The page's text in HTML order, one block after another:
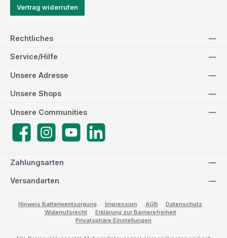
Vertrag widerrufen
Rechtliches
Service/Hilfe
Zahlungsarten
Versandarten
Unsere Adresse
Unsere Communities
FacebookInstagramYouTube
Unsere Shops
Hinweis Batterieentsorgung Impressum AGB
Datenschutz
Widerrufsrecht
Erklärung zur Barrierefreiheit
Privatsphäre Einstellungen